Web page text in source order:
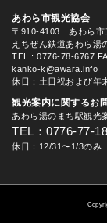
あわら市観光協会
〒910-4103 あわら市
えちぜん鉄道あわら湯
TEL
: 0776-78-6767
kanko-k@awara.info
休日：土日祝および年
観光案内に関するお
あわら湯のまち駅観光
TEL：0776-77-
休日：12/31〜1/3のみ